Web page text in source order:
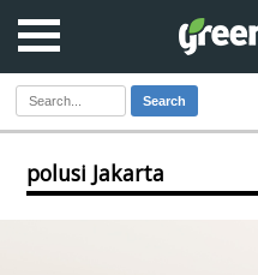
Search
polusi Jakarta